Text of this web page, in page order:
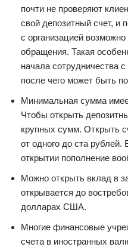
почти не проверяют
свой депозитный счет, и
с организацией
обращения. Такая
начала сотрудничества
после чего может быть
Минимальная сумма
Чтобы открыть
крупных сумм. Открыть
от одного до ста рублей.
открытии пополнение
Можно открыть вклад в
открывается до
долларах США.
Многие финансовые
счета в иностранных